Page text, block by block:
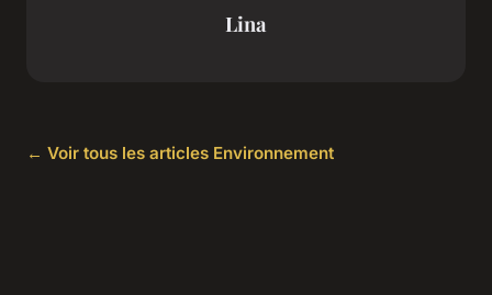
Lina
← Voir tous les articles Environnement